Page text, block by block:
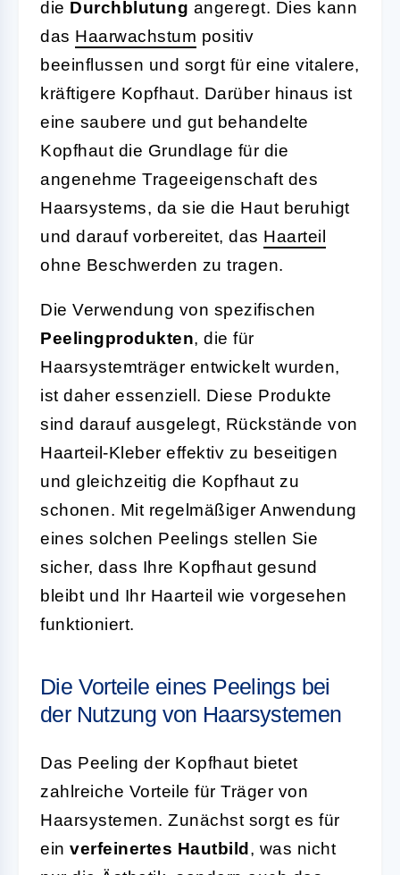
die Durchblutung angeregt. Dies kann
das Haarwachstum positiv
beeinflussen und sorgt für eine vitalere,
kräftigere Kopfhaut. Darüber hinaus ist
eine saubere und gut behandelte
Kopfhaut die Grundlage für die
angenehme Trageeigenschaft des
Haarsystems, da sie die Haut beruhigt
und darauf vorbereitet, das Haarteil
ohne Beschwerden zu tragen.
Die Verwendung von spezifischen
Peelingprodukten, die für
Haarsystemträger entwickelt wurden,
ist daher essenziell. Diese Produkte
sind darauf ausgelegt, Rückstände von
Haarteil-Kleber effektiv zu beseitigen
und gleichzeitig die Kopfhaut zu
schonen. Mit regelmäßiger Anwendung
eines solchen Peelings stellen Sie
sicher, dass Ihre Kopfhaut gesund
bleibt und Ihr Haarteil wie vorgesehen
funktioniert.
Die Vorteile eines Peelings bei
der Nutzung von Haarsystemen
Das Peeling der Kopfhaut bietet
zahlreiche Vorteile für Träger von
Haarsystemen. Zunächst sorgt es für
ein verfeinertes Hautbild , was nicht